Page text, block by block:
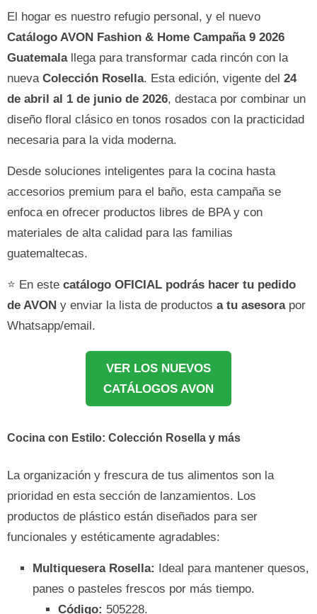
El hogar es nuestro refugio personal, y el nuevo
Catálogo AVON Fashion & Home Campaña 9 2026
Guatemalallega para transformar cada rincón con la
nueva Colección Rosella. Esta edición, vigente del 24
de abril al 1 de junio de 2026, destaca por combinar un
diseño floral clásico en tonos rosados con la practicidad
necesaria para la vida moderna.
Desde soluciones inteligentes para la cocina hasta
accesorios premium para el baño, esta campaña se
enfoca en ofrecer productos libres de BPA y con
materiales de alta calidad para las familias
guatemaltecas.
⭐ En este catálogo OFICIAL podrás hacer tu pedido
de AVON y enviar la lista de productos a tu asesora por
Whatsapp/email.
VER LOS NUEVOS
CATÁLOGOS AVON
Cocina con Estilo: Colección Rosella y más
La organización y frescura de tus alimentos son la
prioridad en esta sección de lanzamientos. Los
productos de plástico están diseñados para ser
funcionales y estéticamente agradables:
Multiquesera Rosella: Ideal para mantener quesos,
panes o pasteles frescos por más tiempo.
Código: 505228.